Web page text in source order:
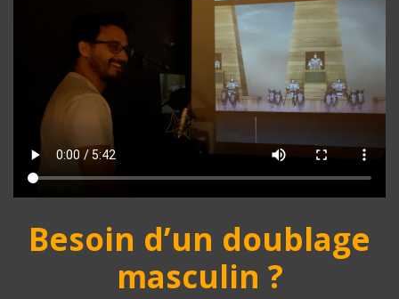
Besoin d’un doublage
masculin ?